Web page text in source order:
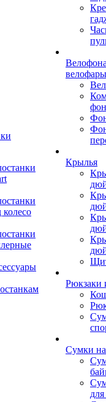
колесо
велофары
Крылья
Рюкзаки
Сумки